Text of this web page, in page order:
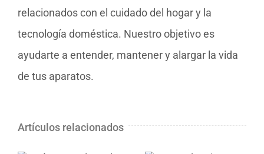
relacionados con el cuidado del hogar y la
tecnología doméstica. Nuestro objetivo es
ayudarte a entender, mantener y alargar la vida
de tus aparatos.
Artículos relacionados